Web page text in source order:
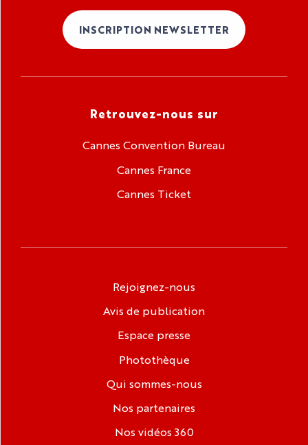
INSCRIPTION NEWSLETTER
Retrouvez-nous sur
Cannes Convention Bureau
Cannes France
Cannes Ticket
Rejoignez-nous
Avis de publication
Espace presse
Photothèque
Qui sommes-nous
Nos partenaires
Nos vidéos 360